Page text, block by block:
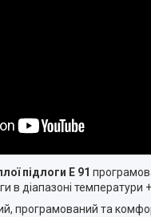
підлоги Е 91
в діапазоні температури
програмований та